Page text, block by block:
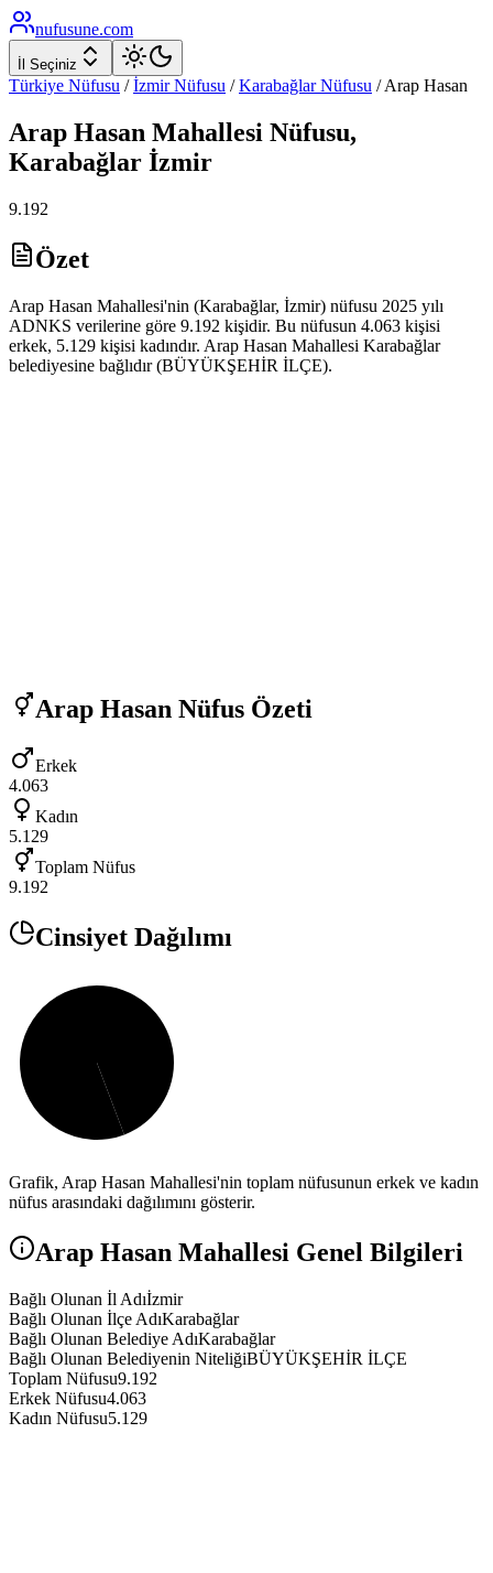
nufusune.com
İl Seçiniz
Türkiye Nüfusu / İzmirNüfusu / KarabağlarNüfusu /Arap Hasan
Arap Hasan Mahallesi Nüfusu,
Karabağlar İzmir
9.192
Özet
Arap Hasan Mahallesi'nin (Karabağlar, İzmir) nüfusu 2025 yılı
ADNKS verilerine göre 9.192 kişidir. Bu nüfusun 4.063 kişisi
erkek, 5.129 kişisi kadındır. Arap Hasan Mahallesi Karabağlar
belediyesine bağlıdır (BÜYÜKŞEHİR İLÇE).
Arap Hasan Nüfus Özeti
Erkek
4.063
Kadın
5.129
Toplam Nüfus
9.192
Cinsiyet Dağılımı
Grafik, Arap Hasan Mahallesi'nin toplam nüfusunun erkek ve kadın
nüfus arasındaki dağılımını gösterir.
Arap Hasan Mahallesi Genel Bilgileri
Bağlı Olunan İl Adıİzmir
Bağlı Olunan İlçe AdıKarabağlar
Bağlı Olunan Belediye AdıKarabağlar
Bağlı Olunan Belediyenin NiteliğiBÜYÜKŞEHİR İLÇE
Toplam Nüfusu9.192
Erkek Nüfusu4.063
Kadın Nüfusu5.129